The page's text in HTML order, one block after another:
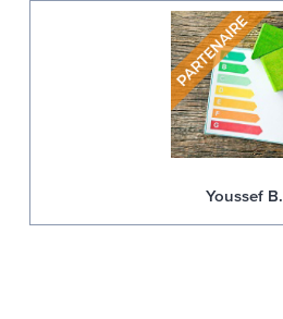
Youssef B.